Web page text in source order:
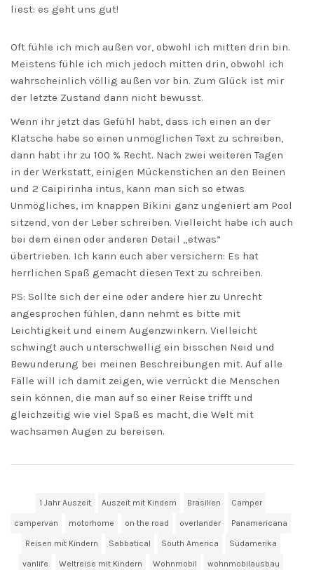
liest: es geht uns gut!
Oft fühle ich mich außen vor, obwohl ich mitten drin bin.
Meistens fühle ich mich jedoch mitten drin, obwohl ich
wahrscheinlich völlig außen vor bin. Zum Glück ist mir
der letzte Zustand dann nicht bewusst.
Wenn ihr jetzt das Gefühl habt, dass ich einen an der
Klatsche habe so einen unmöglichen Text zu schreiben,
dann habt ihr zu 100 % Recht. Nach zwei weiteren Tagen
in der Werkstatt, einigen Mückenstichen an den Beinen
und 2 Caipirinha intus, kann man sich so etwas
Unmögliches, im knappen Bikini ganz ungeniert am Pool
sitzend, von der Leber schreiben. Vielleicht habe ich auch
bei dem einen oder anderen Detail „etwas“
übertrieben. Ich kann euch aber versichern: Es hat
herrlichen Spaß gemacht diesen Text zu schreiben.
PS: Sollte sich der eine oder andere hier zu Unrecht
angesprochen fühlen, dann nehmt es bitte mit
Leichtigkeit und einem Augenzwinkern. Vielleicht
schwingt auch unterschwellig ein bisschen Neid und
Bewunderung bei meinen Beschreibungen mit. Auf alle
Fälle will ich damit zeigen, wie verrückt die Menschen
sein können, die man auf so einer Reise trifft und
gleichzeitig wie viel Spaß es macht, die Welt mit
wachsamen Augen zu bereisen.
1 Jahr Auszeit Auszeit mit Kindern Brasilien Camper
campervan motorhome on the road overlander Panamericana
Reisen mit Kindern Sabbatical South America Südamerika
vanlife Weltreise mit Kindern Wohnmobil wohnmobilausbau